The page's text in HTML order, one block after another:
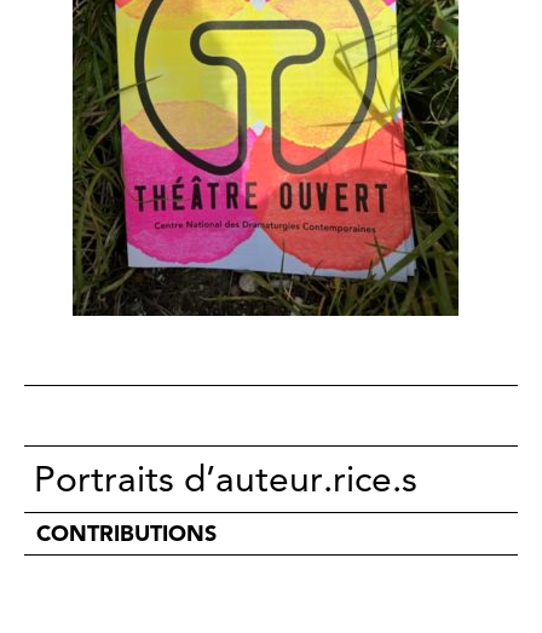
Portraits d’auteur.rice.s
CONTRIBUTIONS